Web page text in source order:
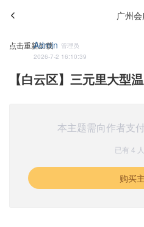
广州
点击重新加载
Admin 管理员
2026-7-2 16:10:39
【白云区】三元里大型
本主题需向作者支付
已有 4
购买